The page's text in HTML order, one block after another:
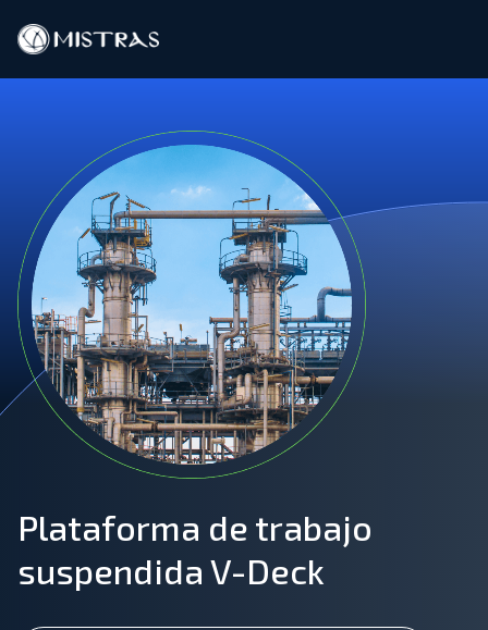
Servicios de campo
Servicios en el laboratorio
Productos
Industrias
Recursos
Contacto
Únete a nuestro equipo
Sobre nosotros
Plataforma de trabajo
suspendida V-Deck